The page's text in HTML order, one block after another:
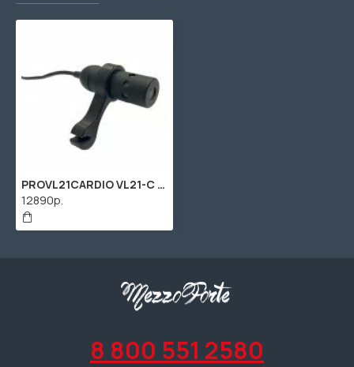
PROVL21CARDIO VL21-C Lanen Микрофон для скрипки/альта, Prodipe
12890р.
8 800 551 2580